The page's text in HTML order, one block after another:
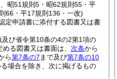
昭51規則5・昭62規則55・平
66・平17規則136・一改)
定申請書に添付する図書又は書
び省令第10条の4の2第1項の
る図書又は書面は、 次条から
ら第7条の7 まで及び第7条の10
る場合を除き、次に掲げるもの